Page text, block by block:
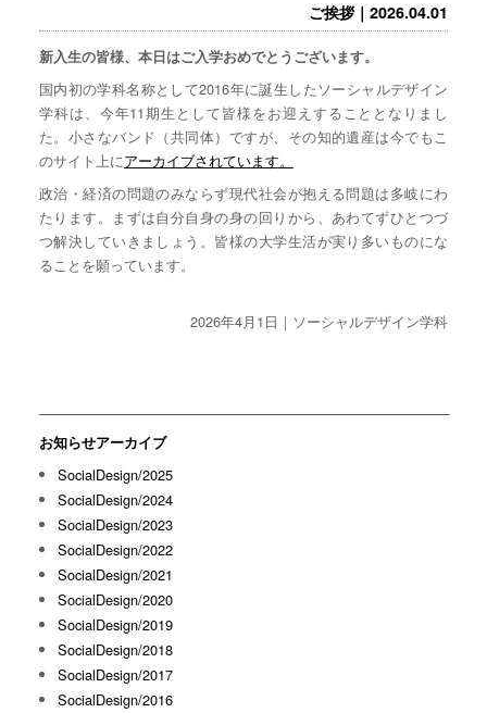
ご挨拶｜2026.04.01
新入生の皆様、本日はご入学おめでとうございます。
国内初の学科名称として2016年に誕生したソーシャルデザイン
学科は、今年11期生として皆様をお迎えすることとなりまし
た。小さなバンド（共同体）ですが、その知的遺産は今でもこ
のサイト上にアーカイブされています。
政治・経済の問題のみならず現代社会が抱える問題は多岐にわ
たります。まずは自分自身の身の回りから、あわてずひとつづ
つ解決していきましょう。皆様の大学生活が実り多いものにな
ることを願っています。
2026年4月1日｜ソーシャルデザイン学科
お知らせアーカイブ
SocialDesign/2025
SocialDesign/2024
SocialDesign/2023
SocialDesign/2022
SocialDesign/2021
SocialDesign/2020
SocialDesign/2019
SocialDesign/2018
SocialDesign/2017
SocialDesign/2016